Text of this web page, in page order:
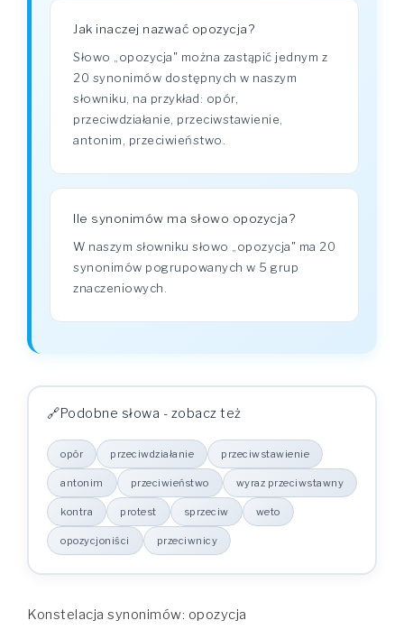
Jak inaczej nazwać opozycja?
Słowo „opozycja" można zastąpić jednym z
20 synonimów dostępnych w naszym
słowniku, na przykład: opór,
przeciwdziałanie, przeciwstawienie,
antonim, przeciwieństwo.
Ile synonimów ma słowo opozycja?
W naszym słowniku słowo „opozycja" ma 20
synonimów pogrupowanych w 5 grup
znaczeniowych.
Podobne słowa - zobacz też
opór przeciwdziałanie przeciwstawienie
antonim przeciwieństwo wyraz przeciwstawny
kontra protest sprzeciw weto
opozycjoniści przeciwnicy
Konstelacja synonimów: opozycja